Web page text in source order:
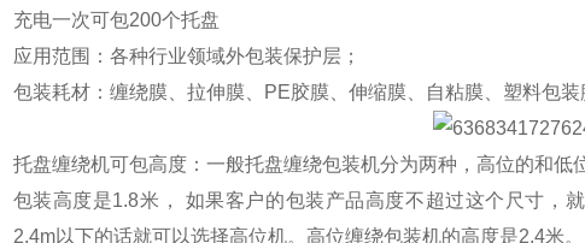
充电一次可包200个托盘
应用范围：各种行业领域外包装保护层；
包装耗材：缠绕膜、拉伸膜、PE胶膜、伸缩膜、自粘膜、塑料包装
托盘缠绕机可包高度：一般托盘缠绕包装机分为两种，高位的和
包装高度是1.8米， 如果客户的包装产品高度不超过这个尺寸，
2.4m以下的话就可以选择高位机。高位缠绕包装机的高度是2.4米